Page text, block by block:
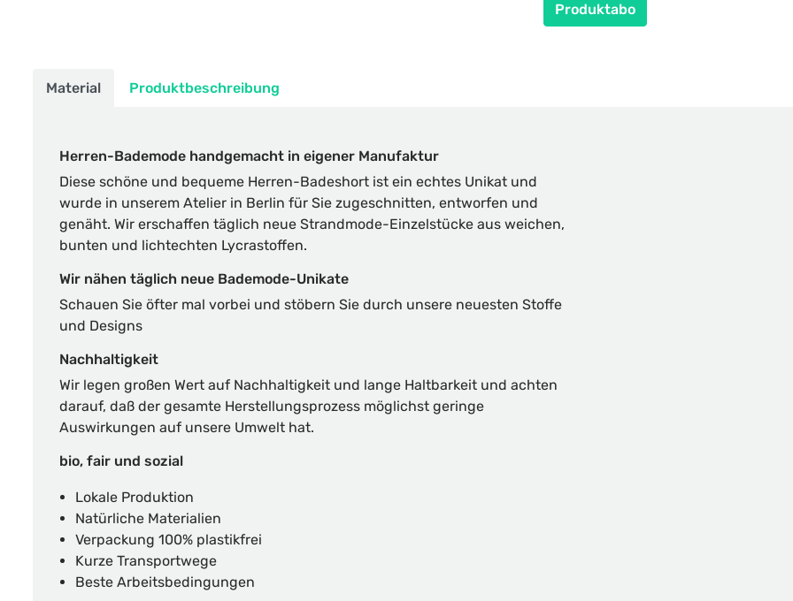
Produktabo
Material Produktbeschreibung
Herren-Bademode handgemacht in eigener Manufaktur
Diese schöne und bequeme Herren-Badeshort ist ein echtes Unikat und
wurde in unserem Atelier in Berlin für Sie zugeschnitten, entworfen und
genäht. Wir erschaffen täglich neue Strandmode-Einzelstücke aus weichen,
bunten und lichtechten Lycrastoffen.
Wir nähen täglich neue Bademode-Unikate
Schauen Sie öfter mal vorbei und stöbern Sie durch unsere neuesten Stoffe
und Designs
Nachhaltigkeit
Wir legen großen Wert auf Nachhaltigkeit und lange Haltbarkeit und achten
darauf, daß der gesamte Herstellungsprozess möglichst geringe
Auswirkungen auf unsere Umwelt hat.
bio, fair und sozial
Lokale Produktion
Natürliche Materialien
Verpackung 100% plastikfrei
Kurze Transportwege
Beste Arbeitsbedingungen